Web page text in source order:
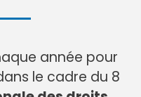
année pour
le cadre du 8